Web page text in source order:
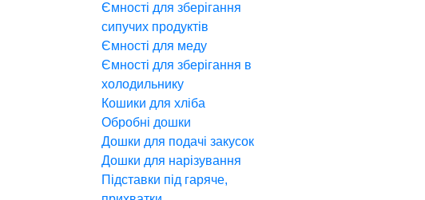
Ємності для зберігання
сипучих продуктів
Ємності для меду
Ємності для зберігання в
холодильнику
Кошики для хліба
Обробні дошки
Дошки для подачі закусок
Дошки для нарізування
Підставки під гаряче,